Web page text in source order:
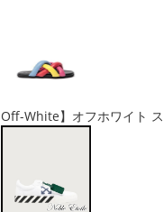
Off-White】オフホワイト